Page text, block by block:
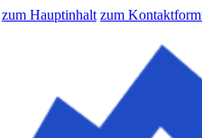
zum Hauptinhalt zum